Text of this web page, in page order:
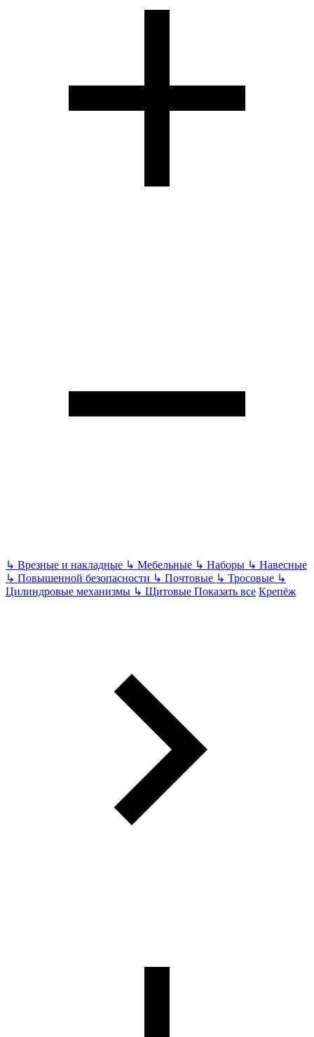
↳ Врезные и накладные ↳ Мебельные ↳ Наборы ↳ Навесные
↳ Повышенной безопасности ↳ Почтовые ↳ Тросовые ↳
Цилиндровые механизмы ↳ Щитовые Показать все Крепёж